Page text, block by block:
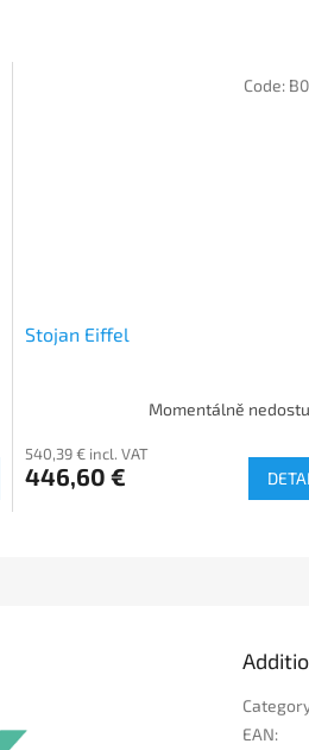
Stojan Eiffel
Momentálně
540,39 € incl. VAT
446,60 €
Code:
EAN: